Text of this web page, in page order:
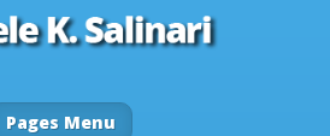
Pages Menu